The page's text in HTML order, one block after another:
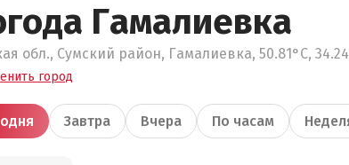
Гамалиевка
обл., Сумский район, Гамалиевка, 50.81°С,
город
Завтра Вчера По часам